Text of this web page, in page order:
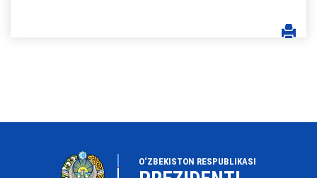
O‘ZBEKISTON RESPUBLIKASI